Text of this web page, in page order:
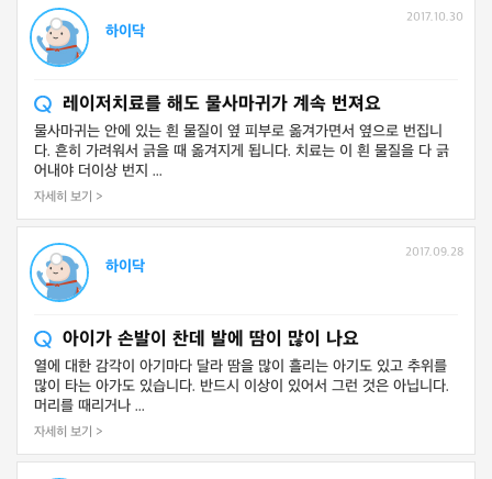
하이닥
2017.10.30
레이저치료를 해도 물사마귀가 계속 번져요
물사마귀는 안에 있는 흰 물질이 옆 피부로 옮겨가면서 옆으로 번집니
다. 흔히 가려워서 긁을 때 옮겨지게 됩니다. 치료는 이 흰 물질을 다 긁
어내야 더이상 번지 ...
자세히 보기 >
하이닥
2017.09.28
아이가 손발이 찬데 발에 땀이 많이 나요
열에 대한 감각이 아기마다 달라 땀을 많이 흘리는 아기도 있고 추위를
많이 타는 아가도 있습니다. 반드시 이상이 있어서 그런 것은 아닙니다.
머리를 때리거나 ...
자세히 보기 >